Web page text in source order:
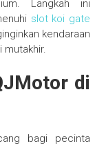
Langkah ini
slot koi gate
kendaraan
di
bagi pecinta